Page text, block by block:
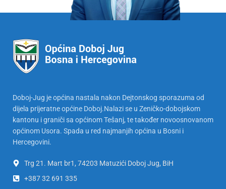
Doboj-Jug je općina nastala nakon Dejtonskog sporazuma od
dijela prijeratne općine Doboj.Nalazi se u Zeničko-dobojskom
kantonu i graniči sa općinom Tešanj, te također novoosnovanom
općinom Usora. Spada u red najmanjih općina u Bosni i
Hercegovini.
Trg 21. Mart br1, 74203 Matuzići Doboj Jug, BiH
+387 32 691 335